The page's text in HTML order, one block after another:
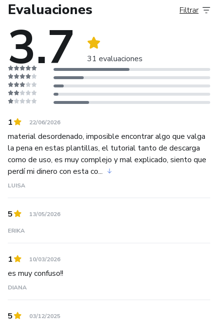
Evaluaciones
3.7 31 evaluaciones
Filtrar
1 22/06/2026
material desordenado, imposible encontrar algo que valga
la pena en estas plantillas, el tutorial tanto de descarga
como de uso, es muy complejo y mal explicado, siento que
perdí mi dinero con esta co...
LUISA
5 13/05/2026
ERIKA
1 10/03/2026
es muy confuso!!
DIANA
5 03/12/2025